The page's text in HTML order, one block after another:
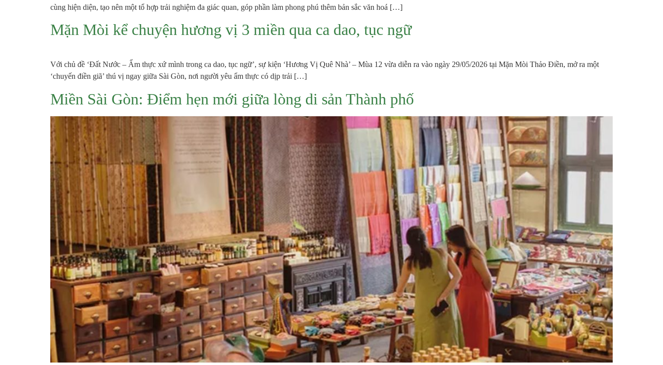
cùng hiện diện, tạo nên một tổ hợp trải nghiệm đa giác quan, góp phần làm phong phú thêm bản sắc văn hoá […]
Mặn Mòi kể chuyện hương vị 3 miền qua ca dao, tục ngữ
Với chủ đề ‘Đất Nước – Ẩm thực xứ mình trong ca dao, tục ngữ’, sự kiện ‘Hương Vị Quê Nhà’ – Mùa 12 vừa diễn ra vào ngày 29/05/2026 tại Mặn Mòi Thảo Điền, mở ra một
‘chuyến điền giã’ thú vị ngay giữa Sài Gòn, nơi người yêu ẩm thực có dịp trải […]
Miền Sài Gòn: Điểm hẹn mới giữa lòng di sản Thành phố